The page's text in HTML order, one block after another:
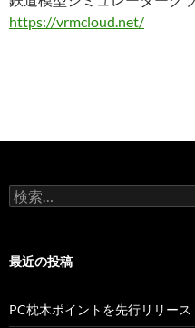
https://vrmcloud.net/
検
索:
最近の投稿
PC枕木ポイントを先行リリース